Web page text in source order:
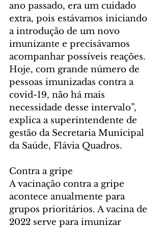
ano passado, era um cuidado
extra, pois estávamos iniciando
a introdução de um novo
imunizante e precisávamos
acompanhar possíveis reações.
Hoje, com grande número de
pessoas imunizadas contra a
covid-19, não há mais
necessidade desse intervalo”,
explica a superintendente de
gestão da Secretaria Municipal
da Saúde, Flávia Quadros.
Contra a gripe
A vacinação contra a gripe
acontece anualmente para
grupos prioritários. A vacina de
2022 serve para imunizar